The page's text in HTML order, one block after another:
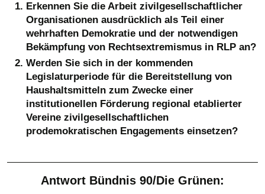
Erkennen Sie die Arbeit zivilgesellschaftlicher
Organisationen ausdrücklich als Teil einer
wehrhaften Demokratie und der notwendigen
Bekämpfung von Rechtsextremismus in RLP an?
Werden Sie sich in der kommenden
Legislaturperiode für die Bereitstellung von
Haushaltsmitteln zum Zwecke einer
institutionellen Förderung regional etablierter
Vereine zivilgesellschaftlichen
prodemokratischen Engagements einsetzen?
Antwort Bündnis 90/Die Grünen: